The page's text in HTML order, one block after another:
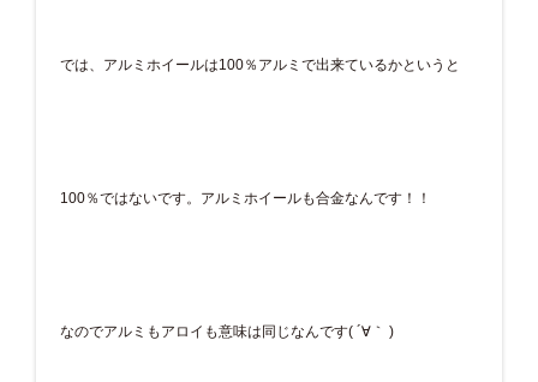
では、アルミホイールは100％アルミで出来ているかというと
100％ではないです。アルミホイールも合金なんです！！
なのでアルミもアロイも意味は同じなんです( ´∀｀ )